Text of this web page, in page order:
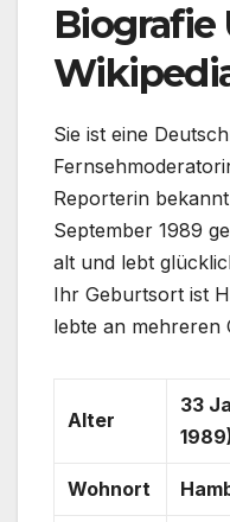
Biografie
Sie ist eine
Reporterin
September 1989
alt und lebt
Ihr Geburtsort ist
lebte an mehreren
Alter
33
Wohnort